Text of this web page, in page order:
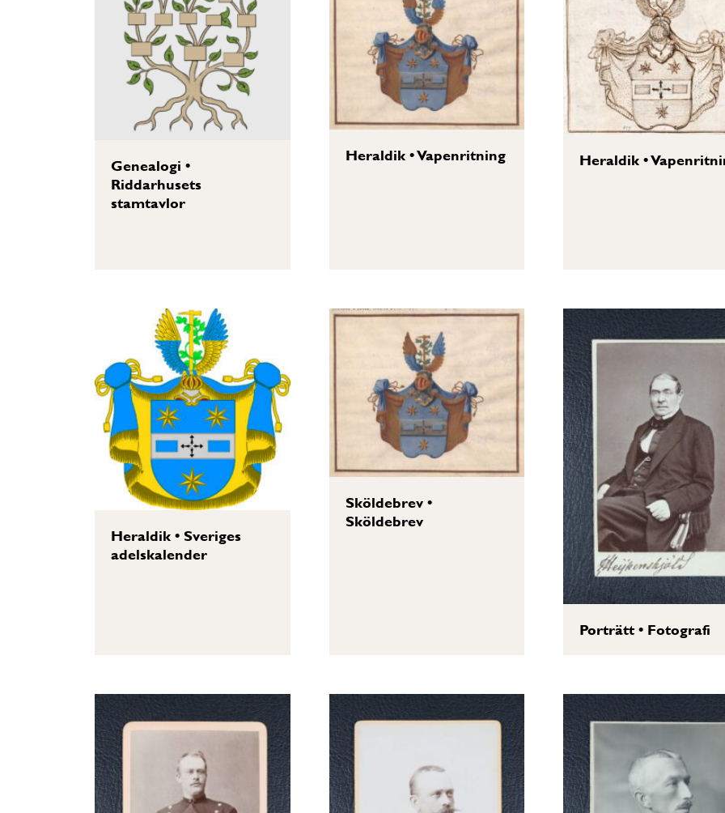
Genealogi •
Riddarhusets
stamtavlor
Heraldik•Vapenritning Heraldik•
Heraldik•Sveriges
adelskalender
Sköldebrev•
Sköldebrev
Porträtt• Fotografi